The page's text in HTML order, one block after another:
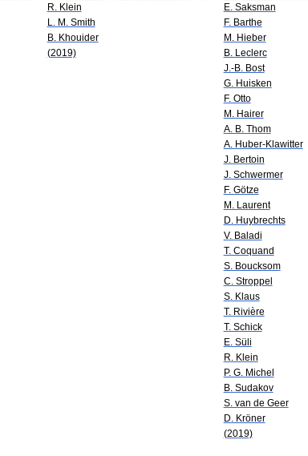
R. Klein
L. M. Smith
B. Khouider
(2019)
E. Saksman
F. Barthe
M. Hieber
B. Leclerc
J.-B. Bost
G. Huisken
F. Otto
M. Hairer
A. B. Thom
A. Huber-Klawitter
J. Bertoin
J. Schwermer
F. Götze
M. Laurent
D. Huybrechts
V. Baladi
T. Coquand
S. Boucksom
C. Stroppel
S. Klaus
T. Rivière
T. Schick
E. Süli
R. Klein
P. G. Michel
B. Sudakov
S. van de Geer
D. Kröner
(2019)